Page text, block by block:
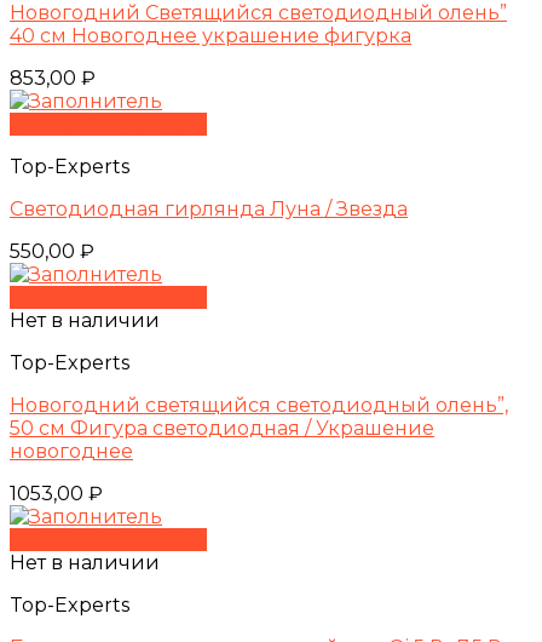
Новогодний Светящийся светодиодный олень”
40 см Новогоднее украшение фигурка
853,00 ₽
Top-Experts
Светодиодная гирлянда Луна / Звезда
550,00 ₽
Нет в наличии
Top-Experts
Новогодний светящийся светодиодный олень”,
50 см Фигура светодиодная / Украшение
новогоднее
1053,00 ₽
Нет в наличии
Top-Experts